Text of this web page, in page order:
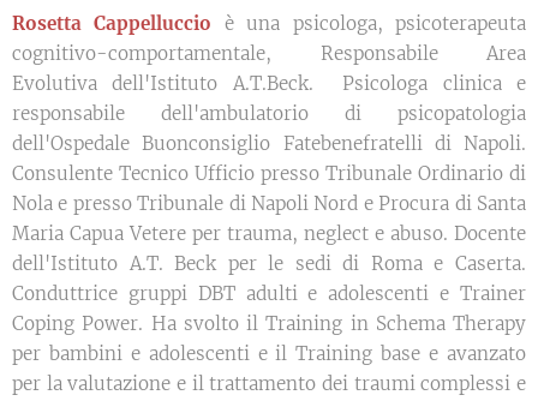
Rosetta Cappelluccio è una psicologa, psicoterapeuta
cognitivo-comportamentale, Responsabile Area
Evolutiva dell'Istituto A.T.Beck. Psicologa clinica e
responsabile dell'ambulatorio di psicopatologia
dell'Ospedale Buonconsiglio Fatebenefratelli di Napoli.
Consulente Tecnico Ufficio presso Tribunale Ordinario di
Nola e presso Tribunale di Napoli Nord e Procura di Santa
Maria Capua Vetere per trauma, neglect e abuso. Docente
dell'Istituto A.T. Beck per le sedi di Roma e Caserta.
Conduttrice gruppi DBT adulti e adolescenti e Trainer
Coping Power. Ha svolto il Training in Schema Therapy
per bambini e adolescenti e il Training base e avanzato
per la valutazione e il trattamento dei traumi complessi e